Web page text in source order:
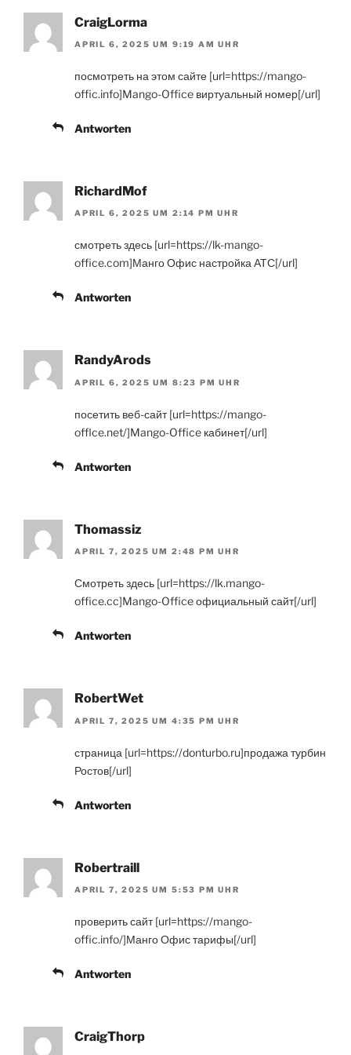
CraigLorma
APRIL 6, 2025 UM 9:19 AM UHR
посмотреть на этом сайте [url=https://mango-
offic.info]Mango-Office виртуальный номер[/url]
Antworten
RichardMof
APRIL 6, 2025 UM 2:14 PM UHR
смотреть здесь [url=https://lk-mango-
office.com]Манго Офис настройка АТС[/url]
Antworten
RandyArods
APRIL 6, 2025 UM 8:23 PM UHR
посетить веб-сайт [url=https://mango-
offlce.net/]Mango-Office кабинет[/url]
Antworten
Thomassiz
APRIL 7, 2025 UM 2:48 PM UHR
Смотреть здесь [url=https://lk.mango-
office.cc]Mango-Office официальный сайт[/url]
Antworten
RobertWet
APRIL 7, 2025 UM 4:35 PM UHR
страница [url=https://donturbo.ru]продажа турбин
Ростов[/url]
Antworten
Robertraill
APRIL 7, 2025 UM 5:53 PM UHR
проверить сайт [url=https://mango-
offic.info/]Манго Офис тарифы[/url]
Antworten
CraigThorp